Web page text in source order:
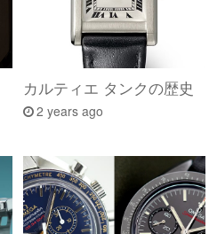
カルティエ タンクの歴史
2 years ago